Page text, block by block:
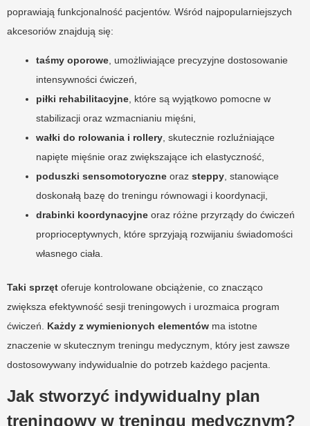
poprawiają funkcjonalność pacjentów. Wśród najpopularniejszych
akcesoriów znajdują się:
taśmy oporowe , umożliwiające precyzyjne dostosowanie
intensywności ćwiczeń,
piłki rehabilitacyjne , które są wyjątkowo pomocne w
stabilizacji oraz wzmacnianiu mięśni,
wałki do rolowania i rollery , skutecznie rozluźniające
napięte mięśnie oraz zwiększające ich elastyczność,
poduszki sensomotoryczne oraz steppy , stanowiące
doskonałą bazę do treningu równowagi i koordynacji,
drabinki koordynacyjne oraz różne przyrządy do ćwiczeń
proprioceptywnych, które sprzyjają rozwijaniu świadomości
własnego ciała.
Taki sprzęt oferuje kontrolowane obciążenie, co znacząco
zwiększa efektywność sesji treningowych i urozmaica program
ćwiczeń. Każdy z wymienionych elementów ma istotne
znaczenie w skutecznym treningu medycznym, który jest zawsze
dostosowywany indywidualnie do potrzeb każdego pacjenta.
Jak stworzyć indywidualny plan
treningowy w treningu medycznym?